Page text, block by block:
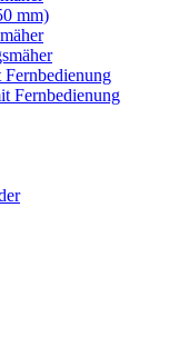
mm)
Fernbedienung
Fernbedienung